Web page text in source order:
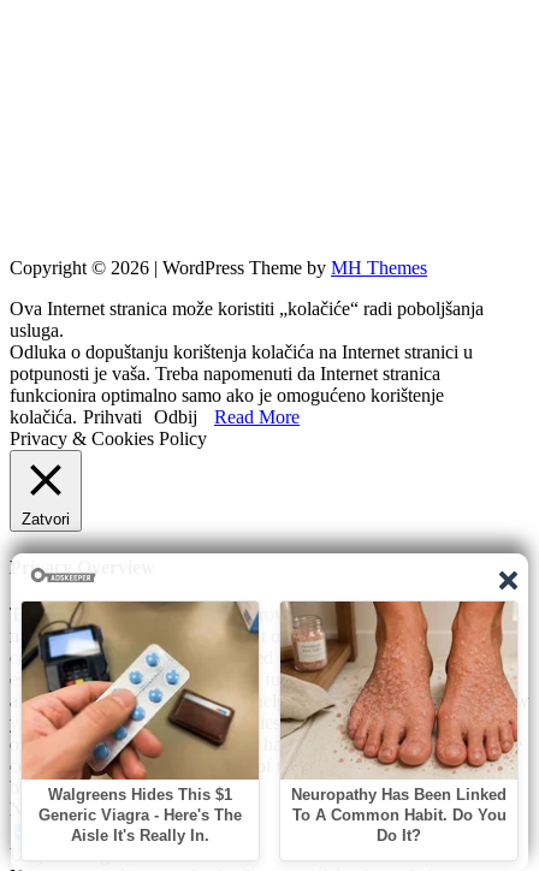
Copyright © 2026 | WordPress Theme by MH Themes
Ova Internet stranica može koristiti „kolačiće“ radi poboljšanja
usluga.
Odluka o dopuštanju korištenja kolačića na Internet stranici u
potpunosti je vaša. Treba napomenuti da Internet stranica
funkcionira optimalno samo ako je omogućeno korištenje
kolačića. Prihvati Odbij
Read More
Privacy & Cookies Policy
Zatvori
Privacy Overview
This website uses cookies to improve your experience while you
navigate through the website. Out of these, the cookies that are
categorized as necessary are stored on your browser as they are
essential for the working of basic functionalities of the website. We
also use third-party cookies that help us analyze and understand how
you use this website. These cookies will be stored in your browser
only with your consent. You also have the option to opt-out of these
cookies. But opting out of some of these cookies may affect your
browsing experience.
Necessary
Necessary
Uvijek omogućeno